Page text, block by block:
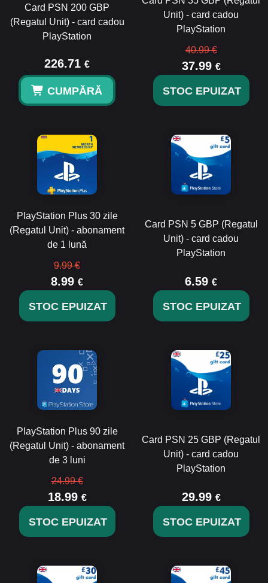
Card PSN 200 GBP
(Regatul Unit) - card cadou
PlayStation
226.71 €
CUMPĂRĂ
Unit) - card cadou
PlayStation
40.99 €
37.99 €
STOC EPUIZAT
PlayStation Plus 30 zile
(Regatul Unit) - abonament
de 1 lună
9.99 €
8.99 €
STOC EPUIZAT
Card PSN 5 GBP (Regatul
Unit) - card cadou
PlayStation
6.59 €
STOC EPUIZAT
PlayStation Plus 90 zile
(Regatul Unit) - abonament
de 3 luni
24.99 €
18.99 €
STOC EPUIZAT
Card PSN 25 GBP (Regatul
Unit) - card cadou
PlayStation
29.99 €
STOC EPUIZAT